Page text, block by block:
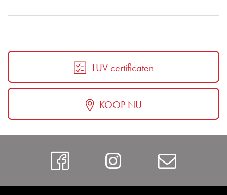
TUV certificaten
KOOP NU
FacebookInstagram